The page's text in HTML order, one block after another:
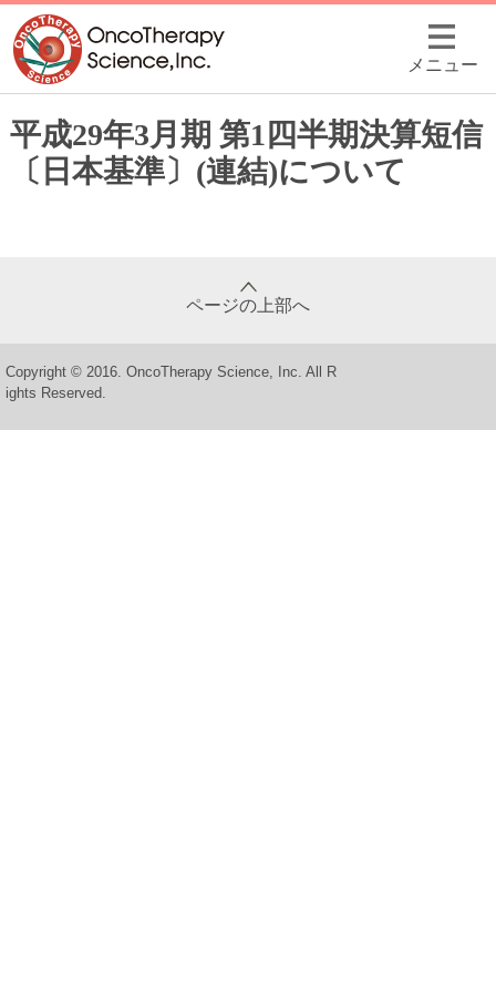
メニュー
平成29年3月期 第1四半期決算短信
〔日本基準〕(連結)について
ページの上部へ
Copyright © 2016. OncoTherapy Science, Inc. All R
ights Reserved.